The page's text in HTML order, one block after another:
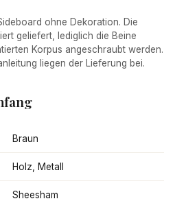
ohne Dekoration. Die
geliefert, lediglich die Beine
Korpus angeschraubt werden.
liegen der Lieferung bei.
Braun
Holz, Metall
Sheesham